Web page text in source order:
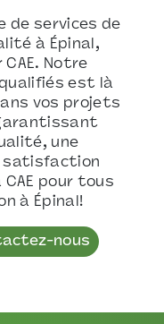
de services de
à Épinal,
Notre
est là
vos projets
une
satisfaction
pour tous
à Épinal!
nous